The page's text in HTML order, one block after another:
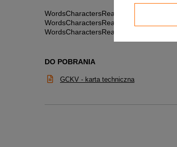
WordsCharactersReading time
WordsCharactersReading time
WordsCharactersReading time
DO POBRANIA
GCKV - karta techniczna